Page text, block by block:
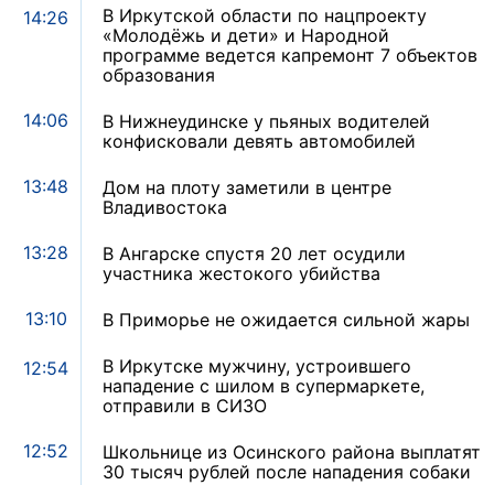
14:26
В Иркутской области по нацпроекту
«Молодёжь и дети» и Народной
программе ведется капремонт 7 объектов
образования
14:06
В Нижнеудинске у пьяных водителей
конфисковали девять автомобилей
13:48
Дом на плоту заметили в центре
Владивостока
13:28
В Ангарске спустя 20 лет осудили
участника жестокого убийства
13:10 В Приморье не ожидается сильной жары
12:54
В Иркутске мужчину, устроившего
нападение с шилом в супермаркете,
отправили в СИЗО
12:52
Школьнице из Осинского района выплатят
30 тысяч рублей после нападения собаки